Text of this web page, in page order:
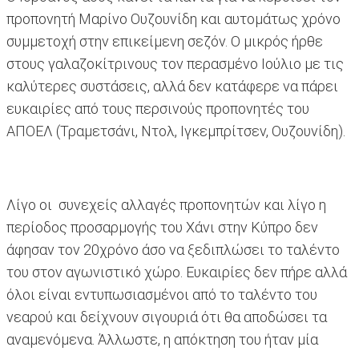
προπονητή Μαρίνο Ουζουνίδη και αυτομάτως χρόνο
συμμετοχή στην επικείμενη σεζόν. Ο μικρός ήρθε
στους γαλαζοκίτρινους τον περασμένο Ιούλιο με τις
καλύτερες συστάσεις, αλλά δεν κατάφερε να πάρει
ευκαιρίες από τους περσινούς προπονητές του
ΑΠΟΕΛ (Τραμετσάνι, Ντολ, Ιγκεμπρίτσεν, Ουζουνίδη).
Λίγο οι συνεχείς αλλαγές προπονητών και λίγο η
περίοδος προσαρμογής του Χάνι στην Κύπρο δεν
άφησαν τον 20χρόνο άσο να ξεδιπλώσει το ταλέντο
του στον αγωνιστικό χώρο. Ευκαιρίες δεν πήρε αλλά
όλοι είναι εντυπωσιασμένοι από το ταλέντο του
νεαρού και δείχνουν σιγουριά ότι θα αποδώσει τα
αναμενόμενα. Άλλωστε, η απόκτηση του ήταν μία